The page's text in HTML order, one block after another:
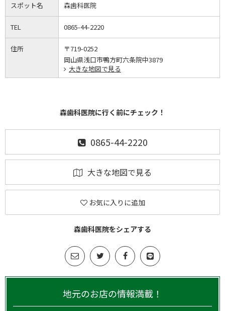
スポット名 森歯科医院
TEL 0865-44-2220
住所
〒719-0252
岡山県浅口市鴨方町六条院中3879
大きな地図で見る
森歯科医院に行く前にチェック！
0865-44-2220
大きな地図で見る
お気に入りに追加
森歯科医院をシェアする
地元のお店の情報満載！